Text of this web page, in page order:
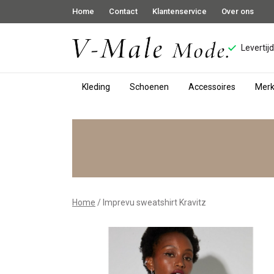
Home Contact Klantenservice Over ons
Kleding Schoenen Accessoires
Imprevu
Kravitz
Home Imprevu sweatshirt Kravitz